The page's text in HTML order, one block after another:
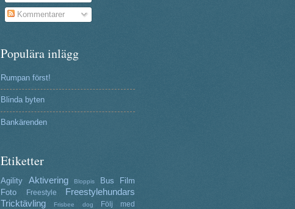
Kommentarer
Populära inlägg
Rumpan först!
Blinda byten
Bankärenden
Etiketter
Agility Aktivering Bloppis Bus
Film
Foto
Freestyle
Freestylehundars
Tricktävling
Frisbee dog
Följ med